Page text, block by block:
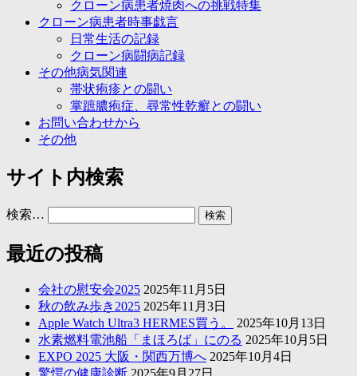
クローン病患者焼肉への挑戦特集
クローン病患者時事戯言
日常生活の記録
クローン病闘病記録
その他病気関連
帯状疱疹との闘い
掌蹠膿疱症、尋常性乾癬との闘い
お問い合わせから
その他
サイト内検索
検索…
最近の投稿
会社の慰安会2025 2025年11月5日
秋の飲み歩き2025 2025年11月3日
Apple Watch Ultra3 HERMES買う。
2025年10月13日
水素燃料電池船「まほろば」にのる 2025年10月5日
EXPO 2025 大阪・関西万博へ 2025年10月4日